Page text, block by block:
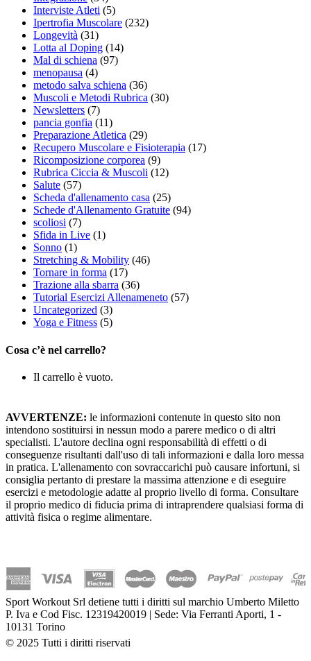
Interviste Atleti (5)
Ipertrofia Muscolare (232)
Longevità (31)
Lotta al Doping (14)
Mal di schiena (97)
menopausa (4)
metodo salva schiena (36)
Muscoli e Metodi Rubrica (30)
Newsletters (7)
pancia gonfia (11)
Preparazione Atletica (29)
Recupero Muscolare e Fisioterapia (17)
Ricomposizione corporea (9)
Rubrica Ciccia & Muscoli (12)
Salute (57)
Scheda d'allenamento casa (25)
Schede d'Allenamento Gratuite (94)
scoliosi (7)
Sfida in Live (1)
Sonno (1)
Stretching & Mobility (46)
Tornare in forma (17)
Trazione alla sbarra (36)
Tutorial Esercizi Allenameneto (57)
Uncategorized (3)
Yoga e Fitness (5)
Cosa c’è nel carrello?
Il carrello è vuoto.
AVVERTENZE: le informazioni contenute in questo sito non
intendono sostituirsi in nessun modo a parere medico o di altri
specialisti. L'autore declina ogni responsabilità di effetti o di
conseguenze risultanti dall'uso di tali informazioni e dalla loro messa
in pratica. L'allenamento con sovraccarichi può causare infortuni, si
consiglia pertanto di prestare la massima attenzione e di eseguire
esercizi e metodologie adatte al proprio livello di forma. Consultare
il proprio medico di fiducia prima di intraprendere qualsiasi forma di
attività fisica o regime alimentare.
Sport Workout Srl detiene tutti i diritti sul marchio Umberto Miletto
P. Iva e Cod Fisc. 12319420019 | Sede: Via Ferranti Aporti, 1 -
10131 Torino
© 2025 Tutti i diritti riservati